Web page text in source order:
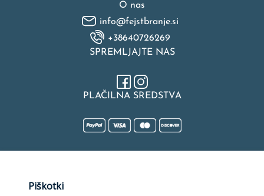
O nas
info@fejstbranje.si
+38640726269
SPREMLJAJTE NAS
PLAČILNA SREDSTVA
platforme in mobilne aplikacije sofinancirata Republika Slovenija
Piškotki